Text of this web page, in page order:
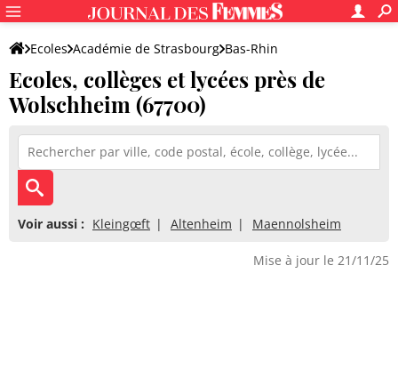
Ecoles Académie de Strasbourg Bas-Rhin
Ecoles, collèges et lycées près de
Wolschheim (67700)
Voir aussi : Kleingœft Altenheim Maennolsheim
Mise à jour le 21/11/25